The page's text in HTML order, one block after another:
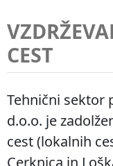
CEST
Tehnični sektor
d.o.o. je
cest (lokalnih
Cerknica in